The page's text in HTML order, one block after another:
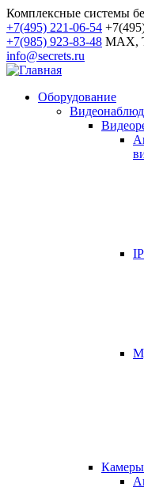
Комплексные системы
+7(495) 221-06-54
+7(985) 923-83-48 MAX,
info@secrets.ru
Оборудование